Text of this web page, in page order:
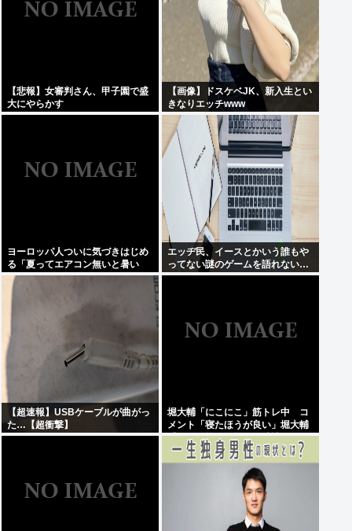
【悲報】女審判さん、甲子園で盛
大にやらかす
【画像】ドスケベJK、新入生とい
きなりエッチwww
ヨーロッパ人ついに気づきはじめ
る「夏ってエアコン無いと暑い
わ」
エッヂ民、イースとかいう誰もや
ってない謎のゲームを語れない…
【超速報】USBケーブルが曲がっ
た…【超衝撃】
堀大輔「にこにこ」筋トレ中 コ
メント「寝たほうが良い」堀大輔
「！！」筋トレ器具を破壊